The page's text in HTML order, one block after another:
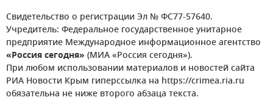
Свидетельство о регистрации Эл № ФС77-57640.
Учредитель: Федеральное государственное унитарное
предприятие Международное информационное агентство
«Россия сегодня» (МИА «Россия сегодня»).
При любом использовании материалов и новостей сайта
РИА Новости Крым гиперссылка на https://crimea.ria.ru
обязательна не ниже второго абзаца текста.